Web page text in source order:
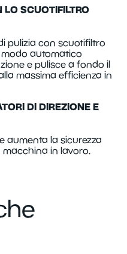
LO SCUOTIFILTRO
pulizia con scuotifiltro
automatico
e pulisce a fondo il
massima efficienza in
DI DIREZIONE E
aumenta la sicurezza
in lavoro.